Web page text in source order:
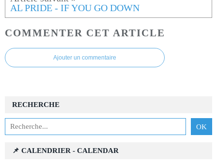
AL PRIDE - IF YOU GO DOWN
COMMENTER CET ARTICLE
Ajouter un commentaire
RECHERCHE
📌 CALENDRIER - CALENDAR